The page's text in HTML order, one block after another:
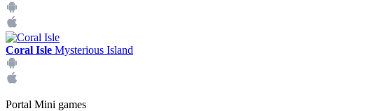
Coral Isle Mysterious Island
Portal Mini games